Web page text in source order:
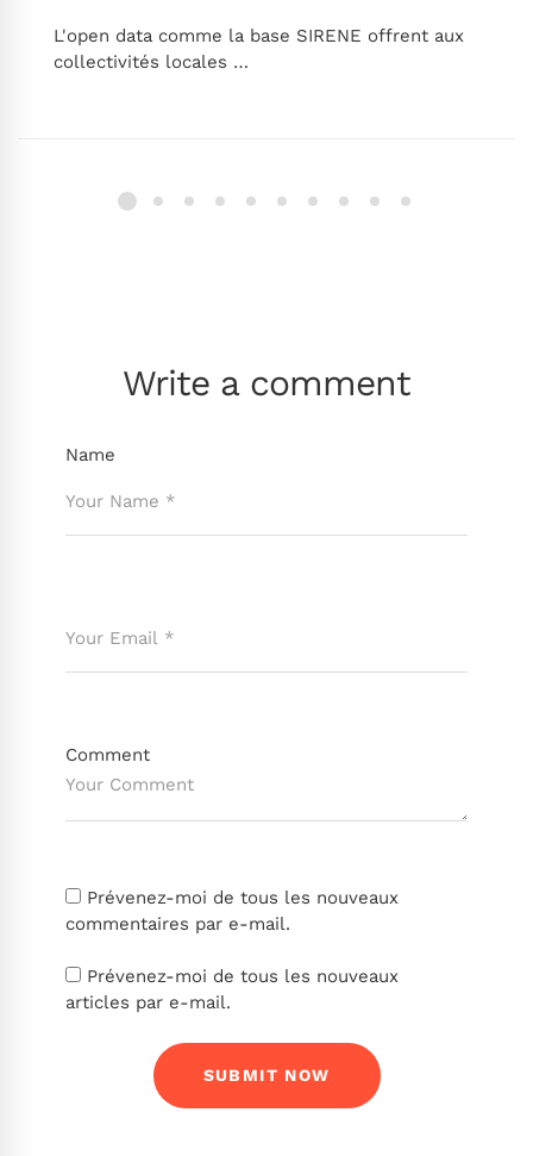
L'open data comme la base SIRENE offrent aux
collectivités locales …
Write a comment
Name
Comment
Prévenez-moi de tous les nouveaux
commentaires par e-mail.
Prévenez-moi de tous les nouveaux
articles par e-mail.